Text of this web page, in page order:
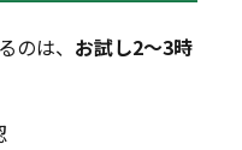
のは、 お試し2～3時